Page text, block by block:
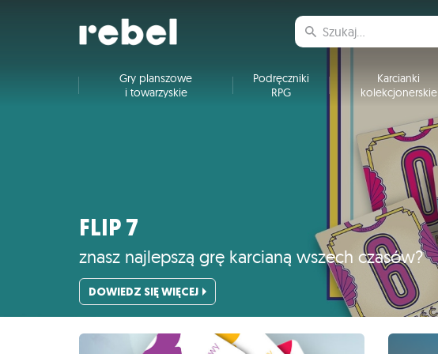
Gry planszowe
i towarzyskie
Podręczniki
RPG
Karcianki
kolekcjonerskie
FLIP 7
znasz najlepszą grę karcianą wszech czasów?
DOWIEDZ SIĘ WIĘCEJ